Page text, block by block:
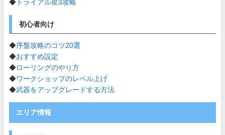
◆ トライアル星3攻略
初心者向け
◆序盤攻略のコツ20選
◆おすすめ設定
◆ローリングのやり方
◆ワークショップのレベル上げ
◆武器をアップグレードする方法
エリア情報